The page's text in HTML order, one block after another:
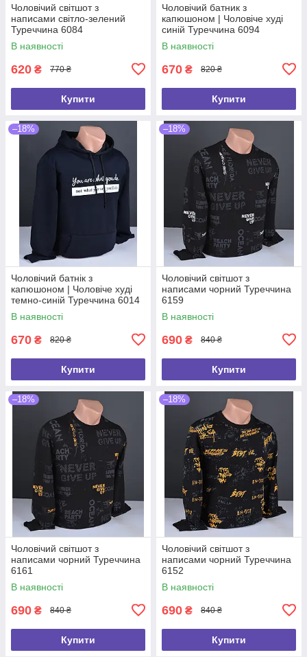
Чоловічий світшот з
написами світло-зелений
Туреччина 6084
В наявності
620 ₴ 770 ₴
Купити
Чоловічий батник з
капюшоном | Чоловіче худі
синій Туреччина 6094
В наявності
670 ₴ 820 ₴
Купити
–18%
Чоловічий батнік з
капюшоном | Чоловіче худі
темно-синій Туреччина 6014
В наявності
670 ₴ 820 ₴
Купити
–18%
Чоловічий світшот з
написами чорний Туреччина
6159
В наявності
690 ₴ 840 ₴
Купити
–18%
Чоловічий світшот з
написами чорний Туреччина
6161
В наявності
690 ₴ 840 ₴
Купити
–18%
Чоловічий світшот з
написами чорний Туреччина
6152
В наявності
690 ₴ 840 ₴
Купити